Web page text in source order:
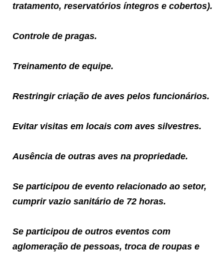
tratamento, reservatórios íntegros e cobertos).
Controle de pragas.
Treinamento de equipe.
Restringir criação de aves pelos funcionários.
Evitar visitas em locais com aves silvestres.
Ausência de outras aves na propriedade.
Se participou de evento relacionado ao setor,
cumprir vazio sanitário de 72 horas.
Se participou de outros eventos com
aglomeração de pessoas, troca de roupas e